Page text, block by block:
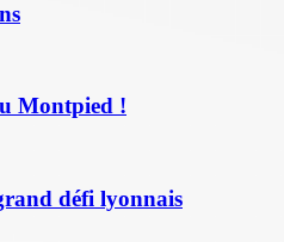
Montpied !
défi lyonnais